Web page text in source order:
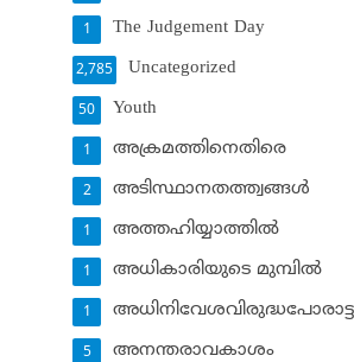
The Judgement Day
1
Uncategorized
2,785
Youth
50
അക്രമത്തിനെതിരെ
1
അടിസ്ഥാനതത്ത്വങ്ങള്‍
2
അത്തഹിയ്യാത്തില്‍
1
അധികാരിയുടെ മുമ്പില്‍
1
1
അനന്തരാവകാശം
5